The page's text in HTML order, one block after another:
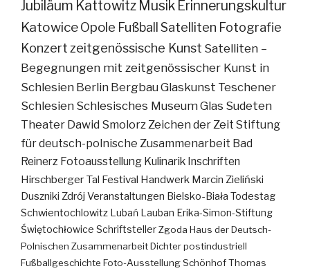
Jubiläum Kattowitz Musik Erinnerungskultur
KatowiceOpole FußballSatelliten Fotografie
Konzertzeitgenössische Kunst Satelliten –
Begegnungen mit zeitgenössischer Kunst in
Schlesien Berlin BergbauGlaskunst Teschener
Schlesien Schlesisches MuseumGlas Sudeten
Theater Dawid SmolorzZeichen der Zeit Stiftung
für deutsch-polnische Zusammenarbeit Bad
Reinerz Fotoausstellung Kulinarik Inschriften
Hirschberger Tal Festival Handwerk Marcin Zieliński
Duszniki Zdrój Veranstaltungen Bielsko-Biała Todestag
Schwientochlowitz Lubań Lauban Erika-Simon-Stiftung
Świętochłowice SchriftstellerZgoda Haus der Deutsch-
Polnischen ZusammenarbeitDichterpostindustriell
Fußballgeschichte Foto-AusstellungSchönhofThomas